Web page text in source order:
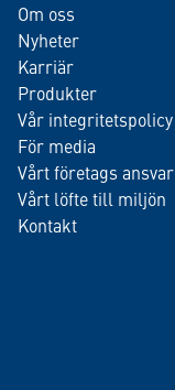
Om oss
Nyheter
Karriär
Produkter
Vår integritetspolicy
För media
Vårt företags ansvar
Vårt löfte till miljön
Kontakt